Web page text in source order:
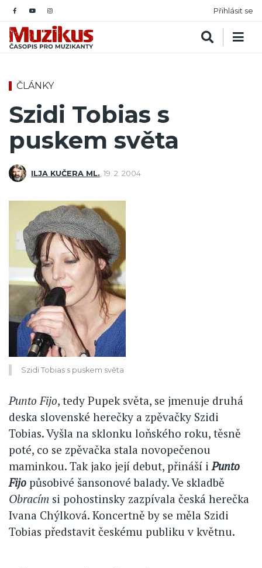
Přihlásit se
ČLÁNKY
Szidi Tobias s
puskem světa
ILJA KUČERA ML. 19. 2. 2004
Szidi Tobias s puskem světa
Punto Fijo, tedy Pupek světa, se jmenuje druhá
deska slovenské herečky a zpěvačky Szidi
Tobias. Vyšla na sklonku loňského roku, těsně
poté, co se zpěvačka stala novopečenou
maminkou. Tak jako její debut, přináší i Punto
Fijo působivé šansonové balady. Ve skladbě
Obracím si pohostinsky zazpívala česká herečka
Ivana Chýlková. Koncertně by se měla Szidi
Tobias představit českému publiku v květnu.